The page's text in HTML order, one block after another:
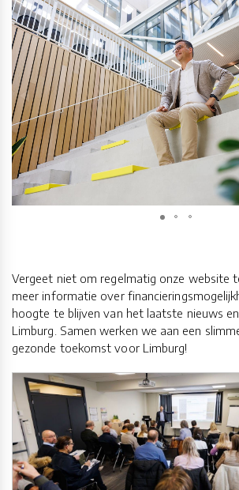
Vergeet niet om regelmatig onze website
meer informatie over
hoogte te blijven van het laatste nieuws
Limburg. Samen werken we aan een
gezonde toekomst voor Limburg!